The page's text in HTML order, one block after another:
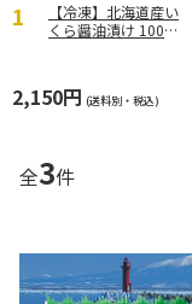
【冷凍】北海道産い
くら醤油漬け 100ｇ
2,150円 (送料別・税込)
全3件